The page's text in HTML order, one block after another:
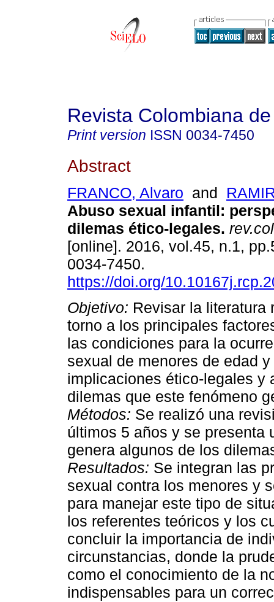
Revista Colombiana
Print version ISSN 0034-7450
Abstract
FRANCO, Alvaro and
Abuso sexual infantil:
dilemas ético-legales.
[online]. 2016, vol.45, n.1,
0034-7450.
https://doi.org/
Objetivo: Revisar la literatura
torno a los principales
las condiciones para la
sexual de menores de edad
implicaciones ético-legales y
dilemas que este fenómeno
Métodos: Se realizó una
últimos 5 años y se presenta
genera algunos de los
Resultados: Se integran las
sexual contra los menores y
para manejar este tipo de
los referentes teóricos y los
concluir la importancia de
circunstancias, donde la
como el conocimiento de la
indispensables para un